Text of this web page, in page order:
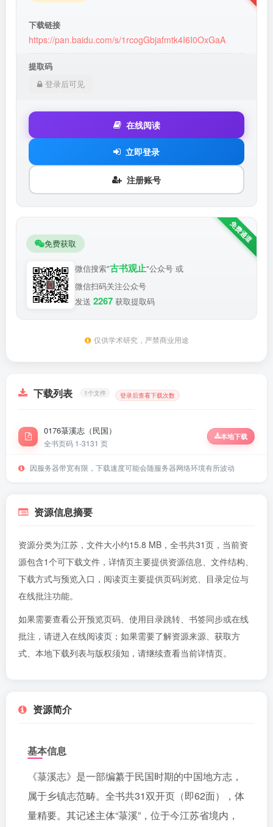
下载链接
https://pan.baidu.com/s/1rcogGbjafmtk4I6I0OxGaA
提取码
登录后可见
在线阅读
立即登录
注册账号
免费获取
微信搜索"古书观止"公众号 或
微信扫码关注公众号
发送 2267 获取提取码
仅供学术研究，严禁商业用途
下载列表 1个文件 登录后查看下载次数
0176菉溪志（民国）
全书页码 1-3131 页
本地下载
因服务器带宽有限，下载速度可能会随服务器网络环境有所波动
资源信息摘要
资源分类为江苏，文件大小约15.8 MB，全书共31页，当前资
源包含1个可下载文件，详情页主要提供资源信息、文件结构、
下载方式与预览入口，阅读页主要提供页码浏览、目录定位与
在线批注功能。
如果需要查看公开预览页码、使用目录跳转、书签同步或在线
批注，请进入在线阅读页 ；如果需要了解资源来源、获取方
式、本地下载列表与版权须知，请继续查看当前详情页。
资源简介
基本信息
《菉溪志》是一部编纂于民国时期的中国地方志，
属于乡镇志范畴。全书共31双开页（即62面），体
量精要。其记述主体“菉溪”，位于今江苏省境内，